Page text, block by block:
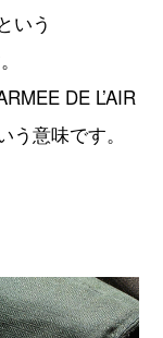
いう
DE L’AIR
意味です。